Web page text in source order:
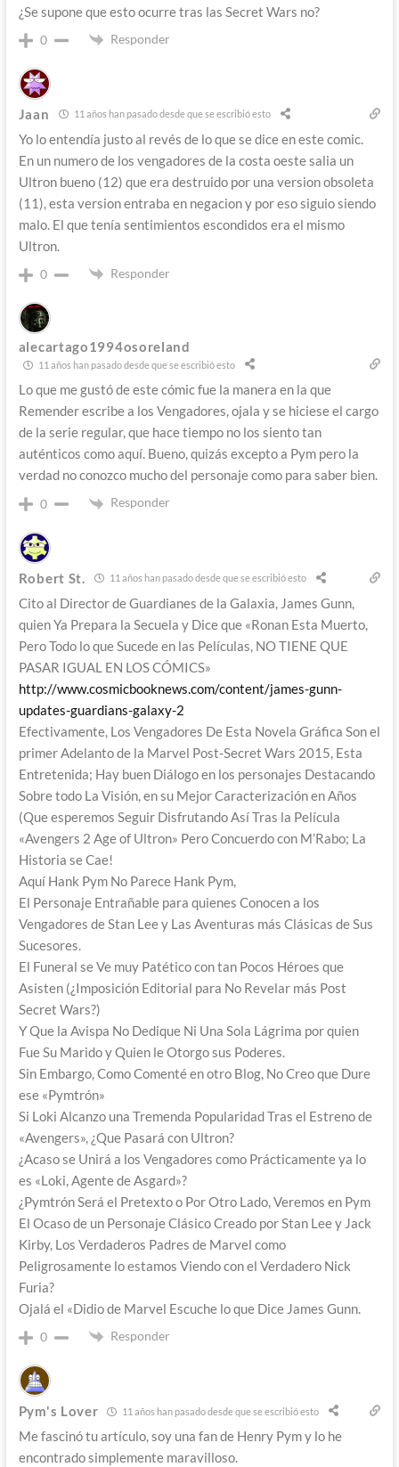
¿Se supone que esto ocurre tras las Secret Wars no?
0 Responder
Jaan 11 años han pasado desde que se escribió esto
Yo lo entendía justo al revés de lo que se dice en este comic.
En un numero de los vengadores de la costa oeste salia un
Ultron bueno (12) que era destruido por una version obsoleta
(11), esta version entraba en negacion y por eso siguio siendo
malo. El que tenía sentimientos escondidos era el mismo
Ultron.
0 Responder
alecartago1994osoreland
11 años han pasado desde que se escribió esto
Lo que me gustó de este cómic fue la manera en la que
Remender escribe a los Vengadores, ojala y se hiciese el cargo
de la serie regular, que hace tiempo no los siento tan
auténticos como aquí. Bueno, quizás excepto a Pym pero la
verdad no conozco mucho del personaje como para saber bien.
0 Responder
Robert St. 11 años han pasado desde que se escribió esto
Cito al Director de Guardianes de la Galaxia, James Gunn,
quien Ya Prepara la Secuela y Dice que «Ronan Esta Muerto,
Pero Todo lo que Sucede en las Películas, NO TIENE QUE
PASAR IGUAL EN LOS CÓMICS»
http://www.cosmicbooknews.com/content/james-gunn-
updates-guardians-galaxy-2
Efectivamente, Los Vengadores De Esta Novela Gráfica Son el
primer Adelanto de la Marvel Post-Secret Wars 2015, Esta
Entretenida; Hay buen Diálogo en los personajes Destacando
Sobre todo La Visión, en su Mejor Caracterización en Años
(Que esperemos Seguir Disfrutando Así Tras la Película
«Avengers 2 Age of Ultron» Pero Concuerdo con M’Rabo; La
Historia se Cae!
Aquí Hank Pym No Parece Hank Pym,
El Personaje Entrañable para quienes Conocen a los
Vengadores de Stan Lee y Las Aventuras más Clásicas de Sus
Sucesores.
El Funeral se Ve muy Patético con tan Pocos Héroes que
Asisten (¿Imposición Editorial para No Revelar más Post
Secret Wars?)
Y Que la Avispa No Dedique Ni Una Sola Lágrima por quien
Fue Su Marido y Quien le Otorgo sus Poderes.
Sin Embargo, Como Comenté en otro Blog, No Creo que Dure
ese «Pymtrón»
Si Loki Alcanzo una Tremenda Popularidad Tras el Estreno de
«Avengers», ¿Que Pasará con Ultron?
¿Acaso se Unirá a los Vengadores como Prácticamente ya lo
es «Loki, Agente de Asgard»?
¿Pymtrón Será el Pretexto o Por Otro Lado, Veremos en Pym
El Ocaso de un Personaje Clásico Creado por Stan Lee y Jack
Kirby, Los Verdaderos Padres de Marvel como
Peligrosamente lo estamos Viendo con el Verdadero Nick
Furia?
Ojalá el «Didio de Marvel Escuche lo que Dice James Gunn.
0 Responder
Pym's Lover 11 años han pasado desde que se escribió esto
Me fascinó tu artículo, soy una fan de Henry Pym y lo he
encontrado simplemente maravilloso.